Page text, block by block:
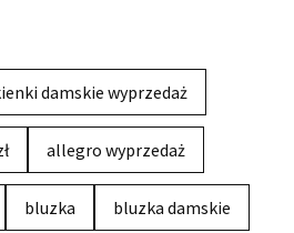
damskie wyprzedaż
allegro wyprzedaż
bluzka bluzka damskie